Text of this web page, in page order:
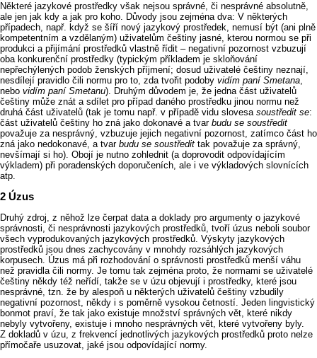
Některé jazykové prostředky však nejsou správné, či nesprávné absolutně,
ale jen jak kdy a jak pro koho. Důvody jsou zejména dva: V některých
případech, např. když se šíří nový jazykový prostředek, nemusí být (ani plně
kompetentním a vzdělaným) uživatelům češtiny jasné, kterou normou se při
produkci a přijímání prostředků vlastně řídit –⁠⁠⁠⁠⁠⁠⁠⁠⁠⁠⁠⁠⁠⁠⁠⁠⁠⁠⁠⁠⁠ negativní pozornost vzbuzují
oba konkurenční prostředky (typickým příkladem je skloňování
nepřechýlených podob ženských příjmení; dosud uživatelé češtiny neznají,
nesdílejí pravidlo čili normu pro to, zda tvořit podoby vidím paní Smetana,
nebo vidím paní Smetanu). Druhým důvodem je, že jedna část uživatelů
češtiny může znát a sdílet pro případ daného prostředku jinou normu než
druhá část uživatelů (tak je tomu např. v případě vidu slovesa soustředit se:
část uživatelů češtiny ho zná jako dokonavé a tvar budu se soustředit
považuje za nesprávný, vzbuzuje jejich negativní pozornost, zatímco část ho
zná jako nedokonavé, a tvar budu se soustředit tak považuje za správný,
nevšímají si ho). Obojí je nutno zohlednit (a doprovodit odpovídajícím
výkladem) při poradenských doporučeních, ale i ve výkladových slovnících
atp.
Úzus
Druhý zdroj, z něhož lze čerpat data a doklady pro argumenty o jazykové
správnosti, či nesprávnosti jazykových prostředků, tvoří úzus neboli soubor
všech vyprodukovaných jazykových prostředků. Výskyty jazykových
prostředků jsou dnes zachycovány v mnohdy rozsáhlých jazykových
korpusech. Úzus má při rozhodování o správnosti prostředků menší váhu
než pravidla čili normy. Je tomu tak zejména proto, že normami se uživatelé
češtiny někdy též neřídí, takže se v úzu objevují i prostředky, které jsou
nesprávné, tzn. že by alespoň u některých uživatelů češtiny vzbudily
negativní pozornost, někdy i s poměrně vysokou četností. Jeden lingvistický
bonmot praví, že tak jako existuje množství správných vět, které nikdy
nebyly vytvořeny, existuje i mnoho nesprávných vět, které vytvořeny byly.
Z dokladů v úzu, z frekvencí jednotlivých jazykových prostředků proto nelze
přímočaře usuzovat, jaké jsou odpovídající normy.